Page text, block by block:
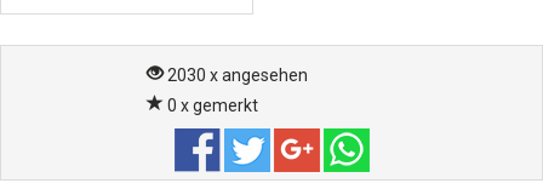
2030 x angesehen
0 x gemerkt